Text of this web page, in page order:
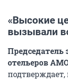
«Высокие
вызывали
Председатель
отельеров
подтверждает,